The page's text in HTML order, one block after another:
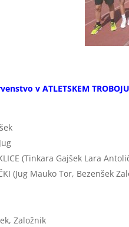
v ATLETSKEM
(Tinkara Gajšek Lara
(Jug Mauko Tor, Bezenšek
Založnik